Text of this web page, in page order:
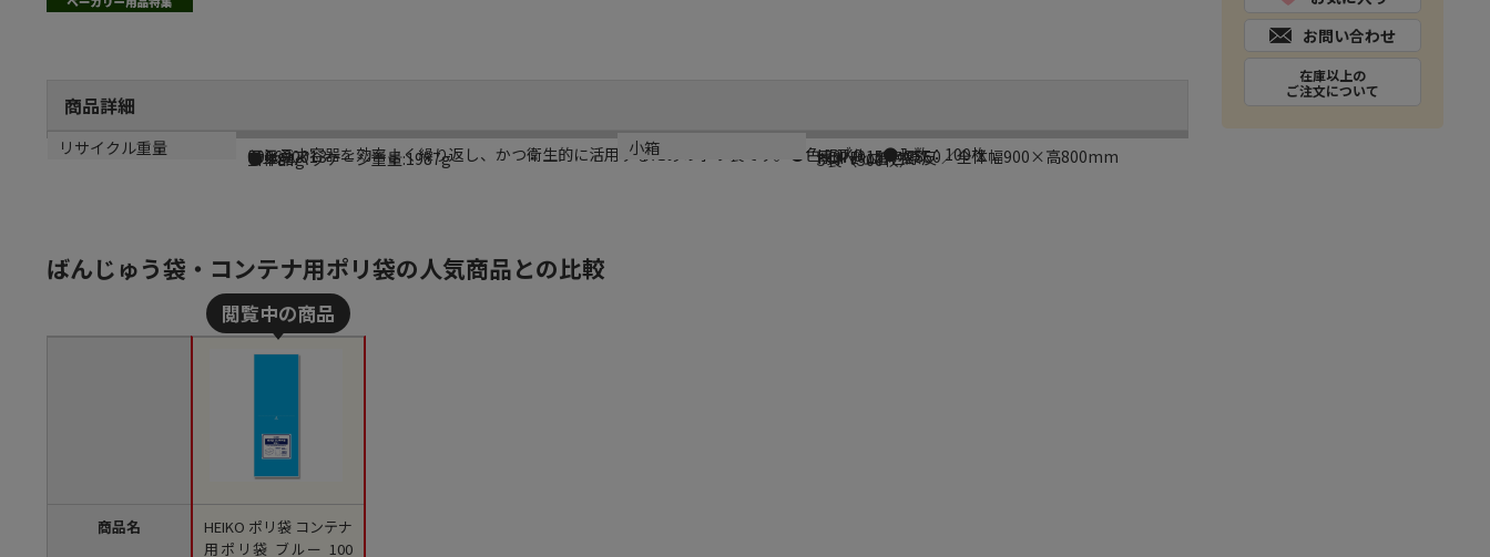
商品詳細
商品説明
コンテナ容器を効率よく繰り返し、かつ衛生的に活用するためのポリ袋です。●色：ブルー●入数：100枚
メーカー名
シモジマ
ブランド名
HEIKO
メーカー品番
006630013
サイズ
厚0．015×幅550／全体幅900×高800mm
カラー
ブルー
材質
HDPE 着色原反
重量
●単品パッケージ重量:1987g
生産国
ベトナム
リサイクル重量
17.784g
小箱
5袋（500枚）
お問い合わせ
在庫以上の
ご注文について
ばんじゅう袋・コンテナ用ポリ袋の人気商品との比較
商品名
HEIKO ポリ袋 コンテナ
用ポリ袋 ブルー 100